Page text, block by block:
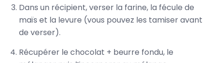
Dans un récipient, verser la farine, la fécule de
maïs et la levure (vous pouvez les tamiser avant
de verser).
Récupérer le chocolat + beurre fondu, le